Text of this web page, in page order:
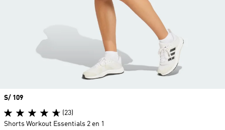
Precio
S/ 109
(23)
Shorts Workout Essentials 2 en 1